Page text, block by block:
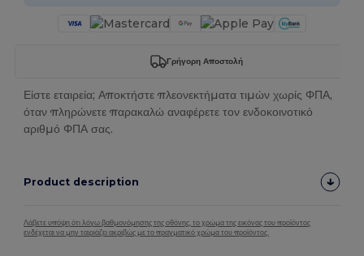
Γρήγορη Αποστολή
Είστε εταιρεία; Αποκτήστε πλεονεκτήματα τιμών χωρίς ΦΠΑ,
όταν πληρώνετε παρακαλώ αναφέρετε τον ενδοκοινοτικό
αριθμό ΦΠΑ σας.
Product description
Λάβετε υπόψη ότι λόγω βαθμονόμησης της οθόνης, το χρώμα της εικόνας του προϊόντος
ενδέχεται να μην ταιριάζει ακριβώς με το πραγματικό χρώμα του προϊόντος.